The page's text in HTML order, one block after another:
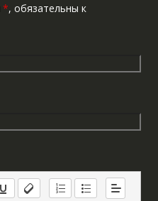
*, обязательны к